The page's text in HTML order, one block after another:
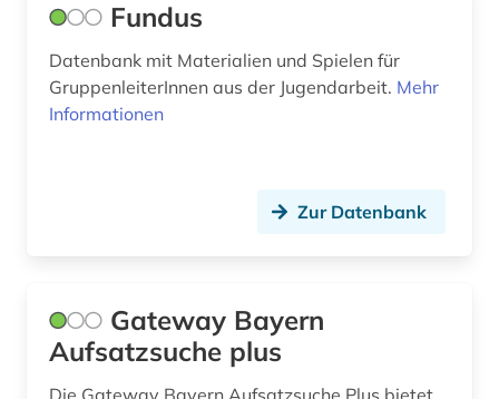
Fundus
Datenbank mit Materialien und Spielen für
GruppenleiterInnen aus der Jugendarbeit. Mehr
Informationen
Zur Datenbank
Gateway Bayern
Aufsatzsuche plus
Die Gateway Bayern Aufsatzsuche Plus bietet